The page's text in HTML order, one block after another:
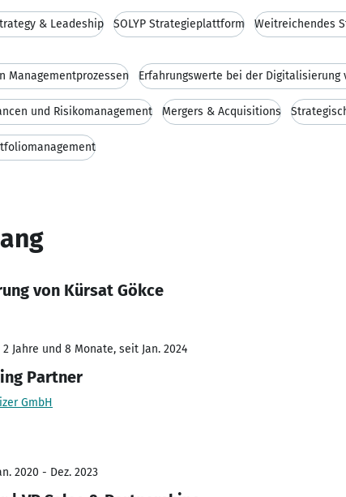
& Leadeship SOLYP Strategieplattform Weitreichendes
Managementprozessen Erfahrungswerte bei der Digitalisierung
und Risikomanagement Mergers & Acquisitions
von Kürsat Gökce
2 Jahre und 8 Monate, seit Jan. 2024
Partner
GmbH
2020 - Dez. 2023